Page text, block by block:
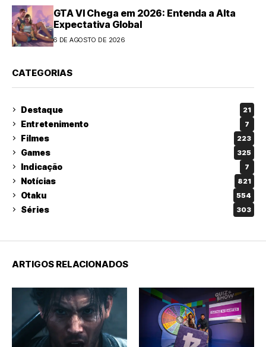
GTA VI Chega em 2026: Entenda a Alta
Expectativa Global
6 DE AGOSTO DE 2026
CATEGORIAS
Destaque 21
Entretenimento 7
Filmes 223
Games 325
Indicação 7
Notícias 821
Otaku 554
Séries 303
ARTIGOS RELACIONADOS